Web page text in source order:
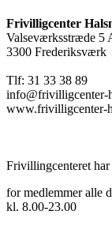
Frivilligcenter
Valseværksstræde 5
3300 Frederiksværk
Tlf: 31 33 38 89
info@frivilligcenter-
www.frivilligcenter-
Frivillingcenteret har
for medlemmer alle
kl. 8.00-23.00